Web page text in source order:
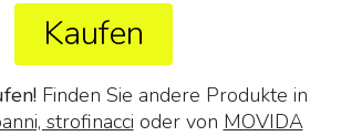
Kaufen
Finden Sie andere Produkte in
strofinacci oder von MOVIDA